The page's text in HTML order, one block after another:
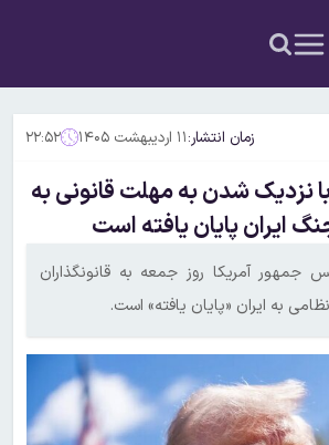
زمان انتشار:۱۱ اردیبهشت ۱۴۰۵ ۲۲:۵۲
نزدیک شدن به مهلت قانونی به
ایران پایان یافته است
جمهور آمریکا روز جمعه به قانونگذاران
به ایران «پایان یافته» است.